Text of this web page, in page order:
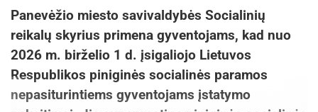
lėšomis, kurias administruoja Nacionalinė sporto
agentūra, taip pat Kauno miesto savivaldybės
lėšomis.
Šaltinis: Kauno miesto savivaldybė
Panevėžio miesto savivaldybės Socialinių
reikalų skyrius primena gyventojams, kad nuo
2026 m. birželio 1 d. įsigaliojo Lietuvos
Respublikos piniginės socialinės paramos
nepasiturintiems gyventojams įstatymo